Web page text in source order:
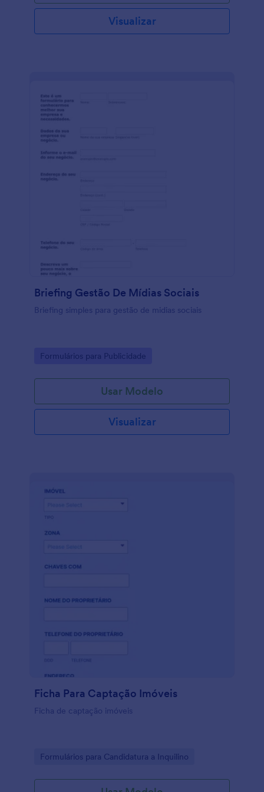
Visualizar
Briefing Gestão De Mídias Sociais
Briefing simples para gestão de midias sociais
Go to Category:
Formulários para Publicidade
Usar Modelo
Visualizar
Ficha Para Captação Imóveis
Ficha de captação imóveis
Go to Category:
Formulários para Candidatura a Inquilino